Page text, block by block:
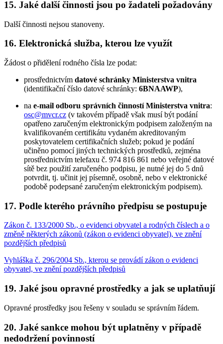
15. Jaké další činnosti jsou po žadateli požadovány
Další činnosti nejsou stanoveny.
16. Elektronická služba, kterou lze využít
Žádost o přidělení rodného čísla lze podat:
prostřednictvím datové schránky Ministerstva vnitra
(identifikační číslo datové schránky: 6BNAAWP),
na e-mail odboru správních činností Ministerstva vnitra:
osc@mvcr.cz (v takovém případě však musí být podání
opatřeno zaručeným elektronickým podpisem založeným na
kvalifikovaném certifikátu vydaném akreditovaným
poskytovatelem certifikačních služeb; pokud je podání
učiněno pomocí jiných technických prostředků, zejména
prostřednictvím telefaxu č. 974 816 861 nebo veřejné datové
sítě bez použití zaručeného podpisu, je nutné jej do 5 dnů
potvrdit, tj. učinit jej písemně, osobně, nebo v elektronické
podobě podepsané zaručeným elektronickým podpisem).
17. Podle kterého právního předpisu se postupuje
Zákon č. 133/2000 Sb., o evidenci obyvatel a rodných číslech a o
změně některých zákonů (zákon o evidenci obyvatel), ve znění
pozdějších předpisů
Vyhláška č. 296/2004 Sb., kterou se provádí zákon o evidenci
obyvatel, ve znění pozdějších předpisů
19. Jaké jsou opravné prostředky a jak se uplatňují
Opravné prostředky jsou řešeny v souladu se správním řádem.
20. Jaké sankce mohou být uplatněny v případě
nedodržení povinností